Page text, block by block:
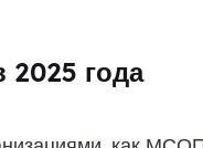
2025 года